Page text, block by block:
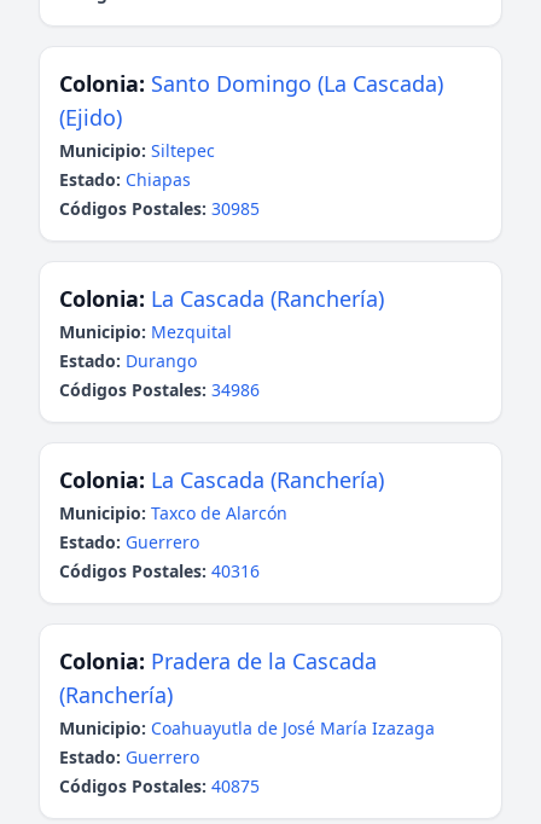
Colonia: Santo Domingo (La Cascada)
(Ejido)
Municipio: Siltepec
Estado: Chiapas
Códigos Postales: 30985
Colonia: La Cascada (Ranchería)
Municipio: Mezquital
Estado: Durango
Códigos Postales: 34986
Colonia: La Cascada (Ranchería)
Municipio: Taxco de Alarcón
Estado: Guerrero
Códigos Postales: 40316
Colonia: Pradera de la Cascada
(Ranchería)
Municipio: Coahuayutla de José María Izazaga
Estado: Guerrero
Códigos Postales: 40875